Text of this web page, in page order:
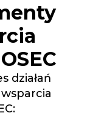
działań